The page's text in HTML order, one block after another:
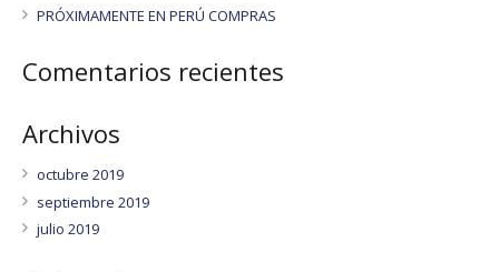
PRÓXIMAMENTE EN PERÚ COMPRAS
Comentarios recientes
Archivos
octubre 2019
septiembre 2019
julio 2019